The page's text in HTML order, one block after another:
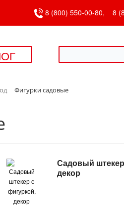
8 (800) 550-00-80, 8
Фигурки садовые
Садовый
декор